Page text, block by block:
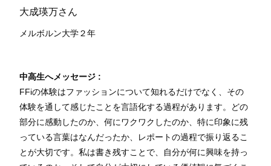
大成瑛万さん
メルボルン大学２年
中高生へメッセージ :
FFiの体験はファッションについて知れるだけでなく、その
体験を通して感じたことを言語化する過程があります。どの
部分に感動したのか、何にワクワクしたのか、特に印象に残
っている言葉はなんだったか、レポートの過程で振り返るこ
とが大切です。私は書き残すことで、自分が何に興味を持っ